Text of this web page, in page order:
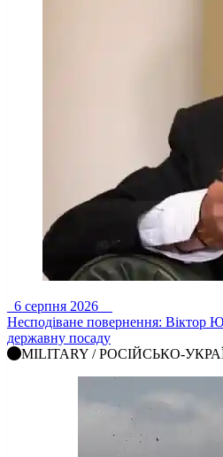
6 серпня 2026
Несподіване повернення: Віктор
державну посаду
MILITARY / РОСІЙСЬКО-